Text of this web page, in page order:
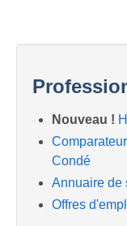
Nouveau !
Condé
Annuaire de
Offres